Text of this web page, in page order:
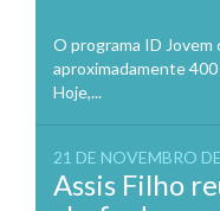
O programa ID Jovem
aproximadamente
Hoje,...
21 DE NOVEMBRO
Assis Filho